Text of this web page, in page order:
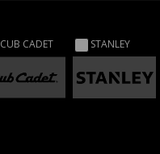
CUB CADET STANLEY